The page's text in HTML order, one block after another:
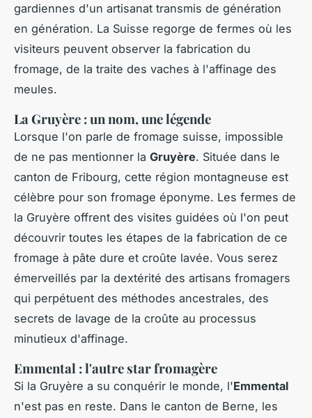
gardiennes d'un artisanat transmis de génération
en génération. La Suisse regorge de fermes où les
visiteurs peuvent observer la fabrication du
fromage, de la traite des vaches à l'affinage des
meules.
La Gruyère : un nom, une légende
Lorsque l'on parle de fromage suisse, impossible
de ne pas mentionner la Gruyère. Située dans le
canton de Fribourg, cette région montagneuse est
célèbre pour son fromage éponyme. Les fermes de
la Gruyère offrent des visites guidées où l'on peut
découvrir toutes les étapes de la fabrication de ce
fromage à pâte dure et croûte lavée. Vous serez
émerveillés par la dextérité des artisans fromagers
qui perpétuent des méthodes ancestrales, des
secrets de lavage de la croûte au processus
minutieux d'affinage.
Emmental : l'autre star fromagère
Si la Gruyère a su conquérir le monde, l'Emmental
n'est pas en reste. Dans le canton de Berne, les